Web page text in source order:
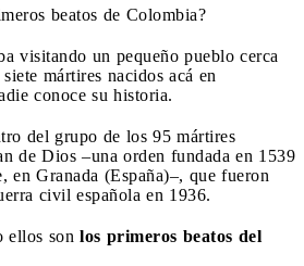
beatos de Colombia?
visitando un pequeño pueblo cerca
mártires nacidos acá en
conoce su historia.
del grupo de los 95 mártires
de Dios –una orden fundada en 1539
en Granada (España)–, que fueron
civil española en 1936.
ellos son los primeros beatos del